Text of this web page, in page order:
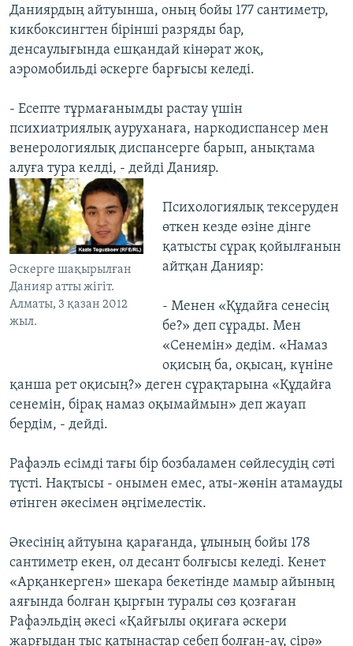
Даниярдың айтуынша, оның бойы 177 сантиметр,
кикбоксингтен бірінші разряды бар,
денсаулығында ешқандай кінәрат жоқ,
аэромобильді әскерге барғысы келеді.
- Есепте тұрмағанымды растау үшін
психиатриялық ауруханаға, наркодиспансер мен
венерологиялық диспансерге барып, анықтама
алуға тура келді, - дейді Данияр.
Әскерге шақырылған
Данияр атты жігіт.
Алматы, 3 қазан 2012
жыл.
Психологиялық тексеруден
өткен кезде өзіне дінге
қатысты сұрақ қойылғанын
айтқан Данияр:
- Менен «Құдайға сенесің
бе?» деп сұрады. Мен
«Сенемін» дедім. «Намаз
оқисың ба, оқысаң, күніне
қанша рет оқисың?» деген сұрақтарына «Құдайға
сенемін, бірақ намаз оқымаймын» деп жауап
бердім, - дейді.
Рафаэль есімді тағы бір бозбаламен сөйлесудің сәті
түсті. Нақтысы - онымен емес, аты-жөнін атамауды
өтінген әкесімен әңгімелестік.
Әкесінің айтуына қарағанда, ұлының бойы 178
сантиметр екен, ол десант болғысы келеді. Кенет
«Арқанкерген» шекара бекетінде мамыр айының
аяғында болған қырғын туралы сөз қозғаған
Рафаэльдің әкесі «Қайғылы оқиғаға әскери
жарғыдан тыс қатынастар себеп болған-ау, сірә»